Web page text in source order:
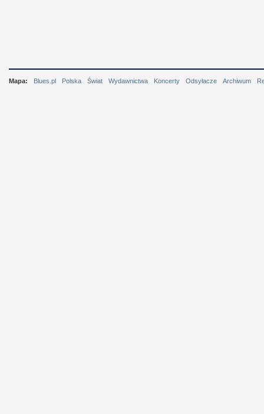
Mapa: Blues.pl Polska Świat Wydawnictwa Koncerty Odsyłacze Archiwum